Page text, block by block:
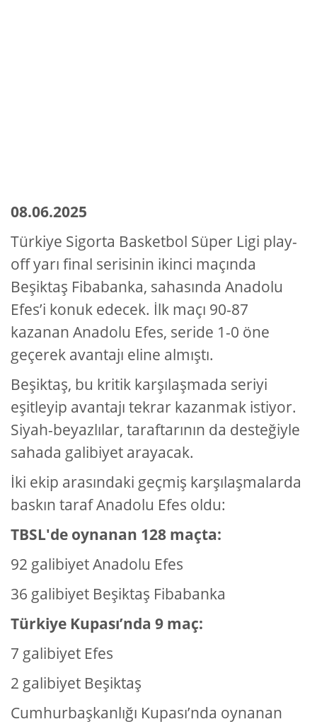
08.06.2025
Türkiye Sigorta Basketbol Süper Ligi play-
off yarı final serisinin ikinci maçında
Beşiktaş Fibabanka, sahasında Anadolu
Efes’i konuk edecek. İlk maçı 90-87
kazanan Anadolu Efes, seride 1-0 öne
geçerek avantajı eline almıştı.
Beşiktaş, bu kritik karşılaşmada seriyi
eşitleyip avantajı tekrar kazanmak istiyor.
Siyah-beyazlılar, taraftarının da desteğiyle
sahada galibiyet arayacak.
İki ekip arasındaki geçmiş karşılaşmalarda
baskın taraf Anadolu Efes oldu:
TBSL'de oynanan 128 maçta:
92 galibiyet Anadolu Efes
36 galibiyet Beşiktaş Fibabanka
Türkiye Kupası’nda 9 maç:
7 galibiyet Efes
2 galibiyet Beşiktaş
Cumhurbaşkanlığı Kupası’nda oynanan